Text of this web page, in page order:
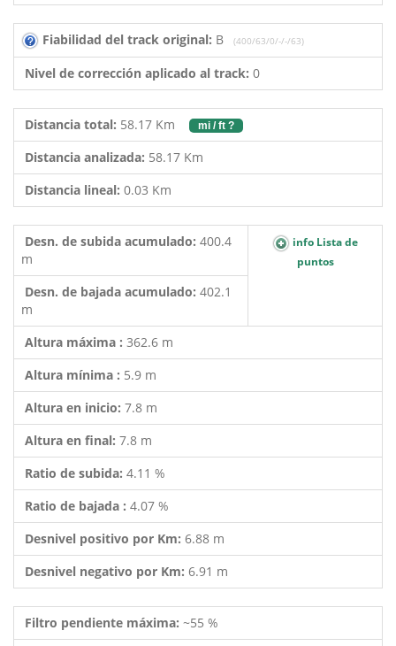
Fiabilidad del track original: B (400/63/0/-/-/63)
Nivel de corrección aplicado al track: 0
Distancia total: 58.17 Km mi / ft ?
Distancia analizada: 58.17 Km
Distancia lineal: 0.03 Km
Desn. de subida acumulado: 400.4
m
info Lista de
puntos
Desn. de bajada acumulado: 402.1
m
Altura máxima : 362.6 m
Altura mínima : 5.9 m
Altura en inicio: 7.8 m
Altura en final: 7.8 m
Ratio de subida: 4.11 %
Ratio de bajada : 4.07 %
Desnivel positivo por Km: 6.88 m
Desnivel negativo por Km: 6.91 m
Filtro pendiente máxima: ~55 %